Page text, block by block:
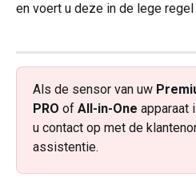
en voert u deze in de lege regel
Als de sensor van uw
PRO of All-in-One apparaat
u contact op met de
assistentie.